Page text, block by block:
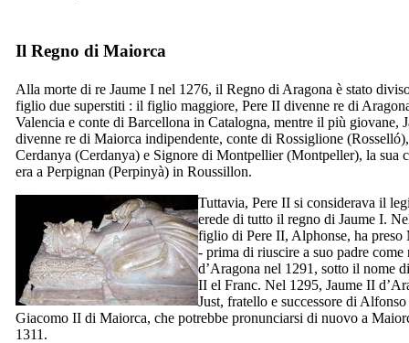
Il Regno di Maiorca
Alla morte di re Jaume I nel 1276, il Regno di Aragona è stato
figlio due superstiti : il figlio maggiore, Pere II divenne re di
Valencia e conte di Barcellona in Catalogna, mentre il più giovane,
divenne re di Maiorca indipendente, conte di Rossiglione (Rosselló
Cerdanya (Cerdanya) e Signore di Montpellier (Montpeller), la sua
era a Perpignan (Perpinyà) in Roussillon.
Tuttavia, Pere II si considerava il
erede di tutto il regno di Jaume I.
figlio di Pere II, Alphonse, ha preso
- prima di riuscire a suo padre come
d’Aragona nel 1291, sotto il nome
II el Franc. Nel 1295, Jaume II
Just, fratello e successore di Alfonso
Giacomo II di Maiorca, che potrebbe pronunciarsi di nuovo a
1311.